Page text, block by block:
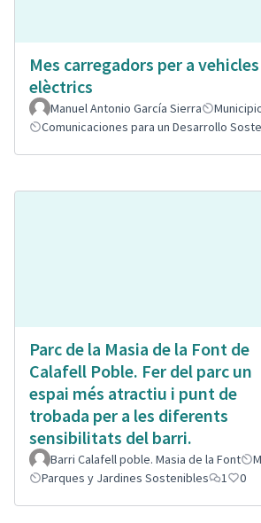
Mes carregadors per a vehicles
elèctrics
Manuel Antonio García Sierra
Comunicaciones para un Desarrollo
Parc de la Masia de la Font de
Calafell Poble. Fer del parc un
espai més atractiu i punt de
trobada per a les diferents
sensibilitats del barri.
Barri Calafell poble. Masia de la Font
Parques y Jardines Sostenibles
1 0